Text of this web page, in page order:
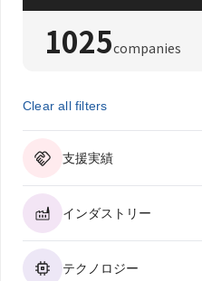
1025companies
Clear all filters
支援実績
インダストリー
テクノロジー